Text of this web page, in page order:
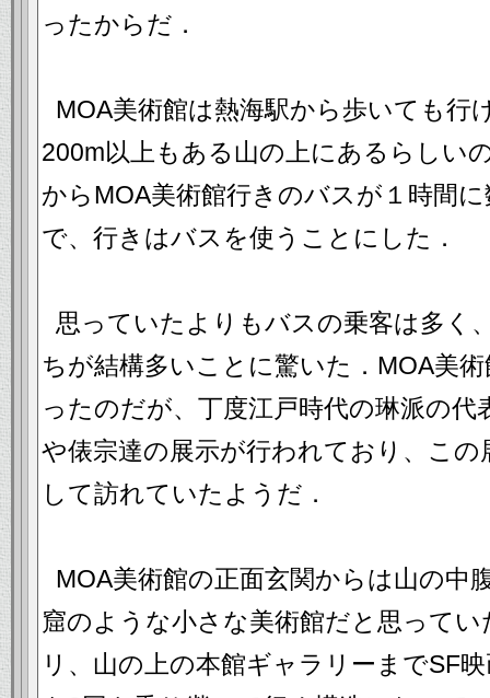
ったからだ．
MOA美術館は熱海駅から歩いても行
200m以上もある山の上にあるらしい
からMOA美術館行きのバスが１時間
で、行きはバスを使うことにした．
思っていたよりもバスの乗客は多く
ちが結構多いことに驚いた．MOA美
ったのだが、丁度江戸時代の琳派の代
や俵宗達の展示が行われており、こ
して訪れていたようだ．
MOA美術館の正面玄関からは山の中
窟のような小さな美術館だと思って
リ、山の上の本館ギャラリーまでSF